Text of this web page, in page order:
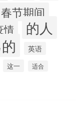
春节期间
情 的人
英语
这一 适合